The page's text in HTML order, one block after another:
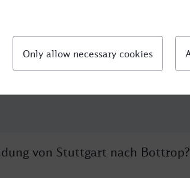
von Stuttgart nach Bottrop?